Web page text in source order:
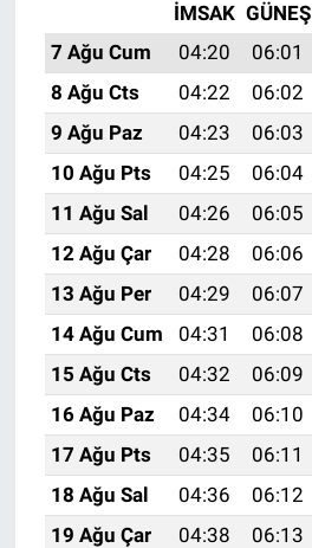
İMSAK GÜNEŞ
7 Ağu Cum
04:20 06:01
8 Ağu Cts
04:22 06:02
9 Ağu Paz
04:23 06:03
10 Ağu Pts
04:25 06:04
11 Ağu Sal
04:26 06:05
12 Ağu Çar
04:28 06:06
13 Ağu Per
04:29 06:07
14 Ağu Cum
04:31 06:08
15 Ağu Cts
04:32 06:09
16 Ağu Paz
04:34 06:10
17 Ağu Pts
04:35 06:11
18 Ağu Sal
04:36 06:12
19 Ağu Çar
04:38 06:13